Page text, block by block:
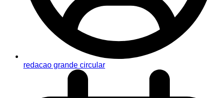
redacao grande circular